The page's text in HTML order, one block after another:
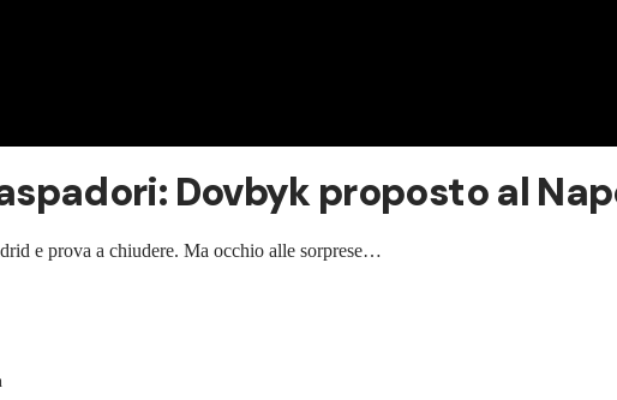
Dovbyk proposto al
e prova a chiudere. Ma occhio alle sorprese…